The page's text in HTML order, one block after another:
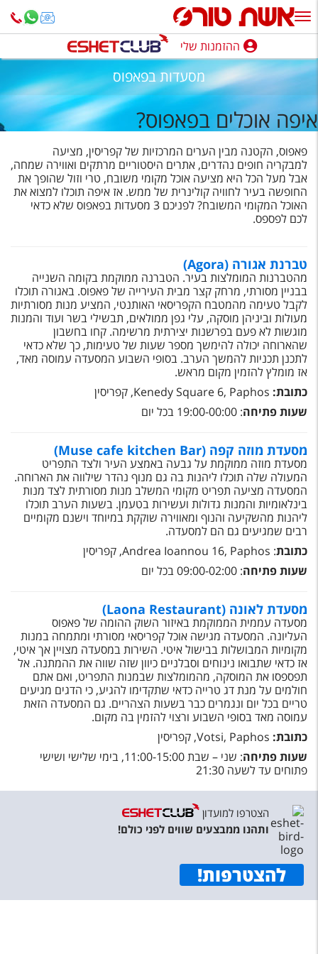
ההזמנות שלי
נופש בארץ
חופשה לפי סגנון
מלונות באילת
טיולים מאורגנים
סגנונות טיול
הרגע האחרון
חבילות בריאות וספא
טיסות לחו"ל
מלונות בחו"ל
Русский
קרוז
שירות לקוחות
טופס צור קשר
תקנון
ההזמנות שלי
מסעדות בפאפוס
איפה אוכלים בפאפוס?
פאפוס, הקטנה מבין הערים המרכזיות של קפריסין, מציעה
למבקריה חופים נהדרים, אתרים היסטוריים מרתקים ואווירה שמחה,
אבל מעל הכל היא מציעה אוכל מקומי משובח, טרי וזול שהופך את
החופשה בעיר לחוויה קולינרית של ממש. אז איפה תוכלו למצוא את
האוכל המקומי המשובח? לפניכם 3 מסעדות בפאפוס שלא כדאי
לכם לפספס.
טברנת אגורה (Agora)
מהטברנות המומלצות בעיר. הטברנה ממוקמת בקומה השנייה
בבניין מסורתי, מרחק קצר מבית העירייה של פאפוס. באגורה תוכלו
לקבל טעימה מהמטבח הקפריסאי האותנטי, המציע מנות מסורתיות
מעולות וביניהן מוסקה, עלי גפן ממולאים, תבשילי בשר ועוד והמנות
מוגשות לא פעם בפרשנות יצירתית מרשימה. קחו בחשבון
שהארוחה יכולה להימשך מספר שעות של טעימות, כך שלא כדאי
לתכנן תכניות להמשך הערב. בסופי השבוע המסעדה עמוסה מאד,
אז מומלץ להזמין מקום מראש.
כתובת:
שעות פתיחה: 19:00-00:00 בכל יום
מסעדת מוזה קפה (Muse cafe kitchen Bar)
מסעדת מוזה ממוקמת על גבעה באמצע העיר ולצד התפריט
המעולה שלה תוכלו ליהנות בה גם מנוף נהדר שילווה את הארוחה.
המסעדה מציעה תפריט מקומי המשלב מנות מסורתית לצד מנות
בינלאומיות והמנות גדולות ועשירות בטעמן. בשעות הערב תוכלו
ליהנות מהשקיעה והנוף ומאווירה שוקקת במיוחד וישנם מקומיים
רבים שמגיעים גם הם למסעדה.
כתובת: Andrea Ioannou 16, Paphos, קפריסין
שעות פתיחה: 09:00-02:00 בכל יום
מסעדת לאונה (Laona Restaurant)
מסעדה עממית הממוקמת באיזור השוק ההומה של פאפוס
העליונה. המסעדה מגישה אוכל קפריסאי מסורתי ומתמחה במנות
מקומיות המבושלות בבישול איטי. השירות במסעדה מצויין אך איטי,
אז כדאי שתבואו נינוחים וסבלניים כיוון שזה שווה את ההמתנה. אל
תפספסו את המוסקה, מהמומלצות שבמנות התפריט, ואם אתם
חולמים על מנת דג טרייה כדאי שתקדימו להגיע, כי הדגים מגיעים
טריים בכל יום ונגמרים כבר בשעות הצהריים. גם המסעדה הזאת
עמוסה מאד בסופי השבוע ורצוי להזמין בה מקום.
כתובת: Votsi, Paphos, קפריסין
שעות פתיחה
: שני – שבת 11:00-15:00, בימי שלישי ושישי
פתוחים עד לשעה 21:30
הצטרפו למועדון
ותהנו ממבצעים שווים לפני כולם!
להצטרפות!